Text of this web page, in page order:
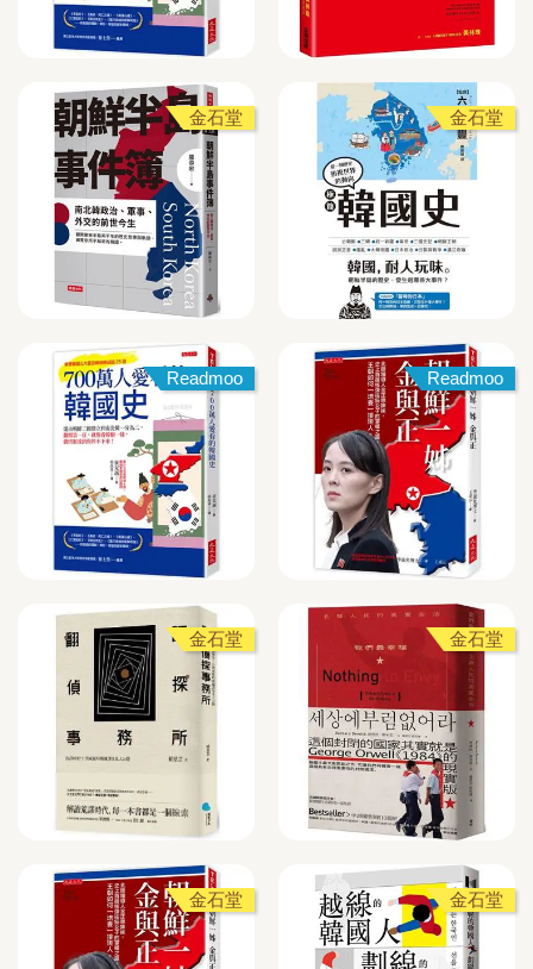
金石堂 金石堂
Readmoo Readmoo
金石堂 金石堂
金石堂 金石堂